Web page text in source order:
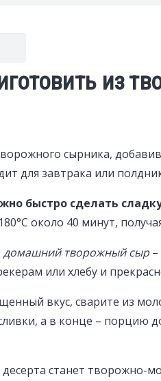
из
сырника,
для завтрака или
быстро сделать
около 40 минут,
домашний творожный сыр–
или хлебу и
вкус, сварите из
а в конце – порцию
десерта станет